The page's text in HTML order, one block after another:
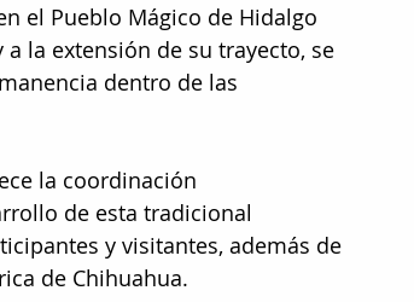
el Pueblo Mágico de Hidalgo
la extensión de su trayecto, se
dentro de las
la coordinación
de esta tradicional
y visitantes, además de
de Chihuahua.